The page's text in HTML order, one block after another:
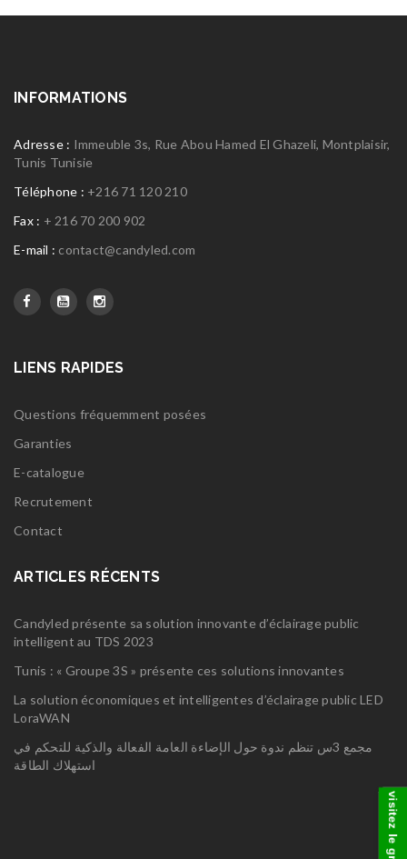
INFORMATIONS
Adresse : Immeuble 3s, Rue Abou Hamed El Ghazeli, Montplaisir,
Tunis Tunisie
Téléphone : +216 71 120 210
Fax : + 216 70 200 902
E-mail : contact@candyled.com
LIENS RAPIDES
Questions fréquemment posées
Garanties
E-catalogue
Recrutement
Contact
ARTICLES RÉCENTS
Candyled présente sa solution innovante d’éclairage public
intelligent au TDS 2023
Tunis : « Groupe 3S » présente ces solutions innovantes
La solution économiques et intelligentes d’éclairage public LED
LoraWAN
مجمع 3س تنظم ندوة حول الإضاءة العامة الفعالة والذكية للتحكم في
استهلاك الطاقة